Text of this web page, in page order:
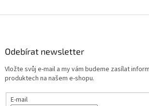
Odebírat newsletter
Vložte svůj e-mail a my vám budeme zasílat
produktech na našem e-shopu.
E-mail